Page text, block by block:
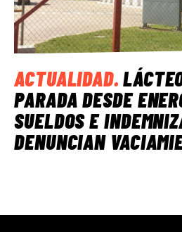
ACTUALIDAD.
PARADA DESDE
SUELDOS E
DENUNCIAN